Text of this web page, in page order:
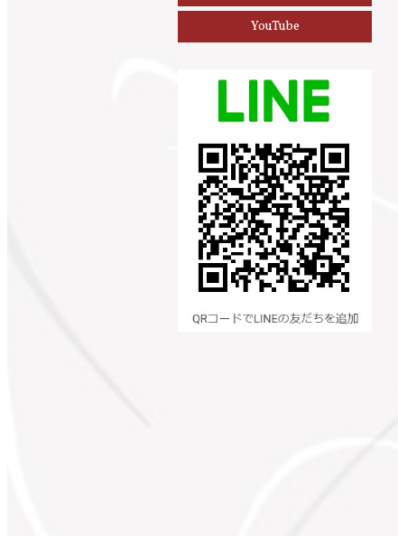
YouTube